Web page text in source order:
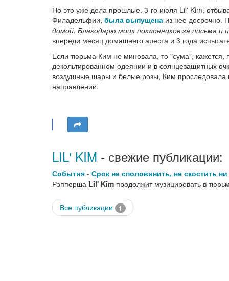
Но это уже дела прошлые. 3-го июля Lil' Kim,
Филадельфии, была выпущена из нее досрочно.
домой. Благодарю моих поклонников за письма
впереди месяц домашнего ареста и 3 года
Если тюрьма Ким не миновала, то "сума",
декольтированном одеянии и в солнцезащитных
воздушные шары и белые розы, Ким проследовала
направлении.
LIL' KIM - свежие публикации:
События - Срок не споловинить, не скостить
Рэпперша Lil' Kim продолжит музицировать в
Все публикации 1